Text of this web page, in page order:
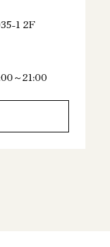
1 2F
～21:00